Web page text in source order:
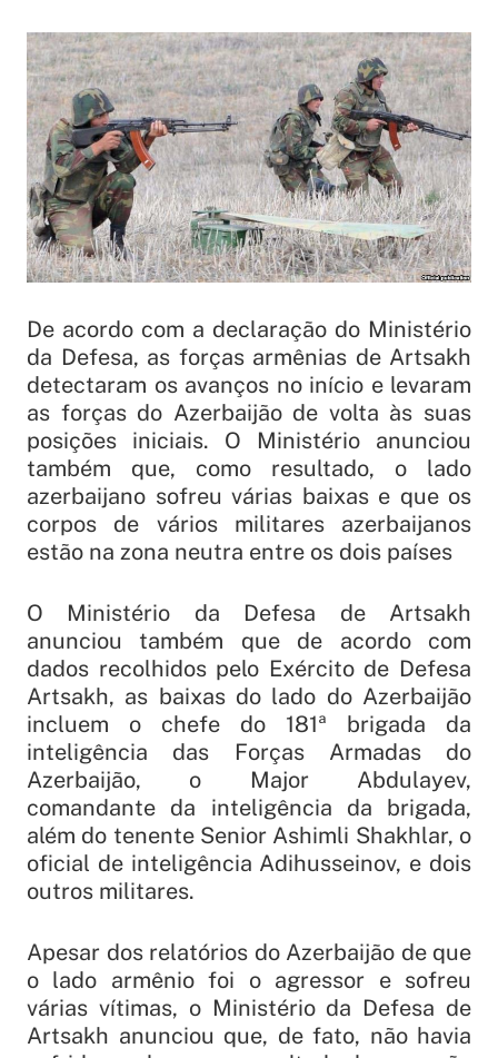
De acordo com a declaração do Ministério
da Defesa, as forças armênias de Artsakh
detectaram os avanços no início e levaram
as forças do Azerbaijão de volta às suas
posições iniciais. O Ministério anunciou
também que, como resultado, o lado
azerbaijano sofreu várias baixas e que os
corpos de vários militares azerbaijanos
estão na zona neutra entre os dois países
O Ministério da Defesa de Artsakh
anunciou também que de acordo com
dados recolhidos pelo Exército de Defesa
Artsakh, as baixas do lado do Azerbaijão
incluem o chefe do 181ª brigada da
inteligência das Forças Armadas do
Azerbaijão, o Major Abdulayev,
comandante da inteligência da brigada,
além do tenente Senior Ashimli Shakhlar, o
oficial de inteligência Adihusseinov, e dois
outros militares.
Apesar dos relatórios do Azerbaijão de que
o lado armênio foi o agressor e sofreu
várias vítimas, o Ministério da Defesa de
Artsakh anunciou que, de fato, não havia